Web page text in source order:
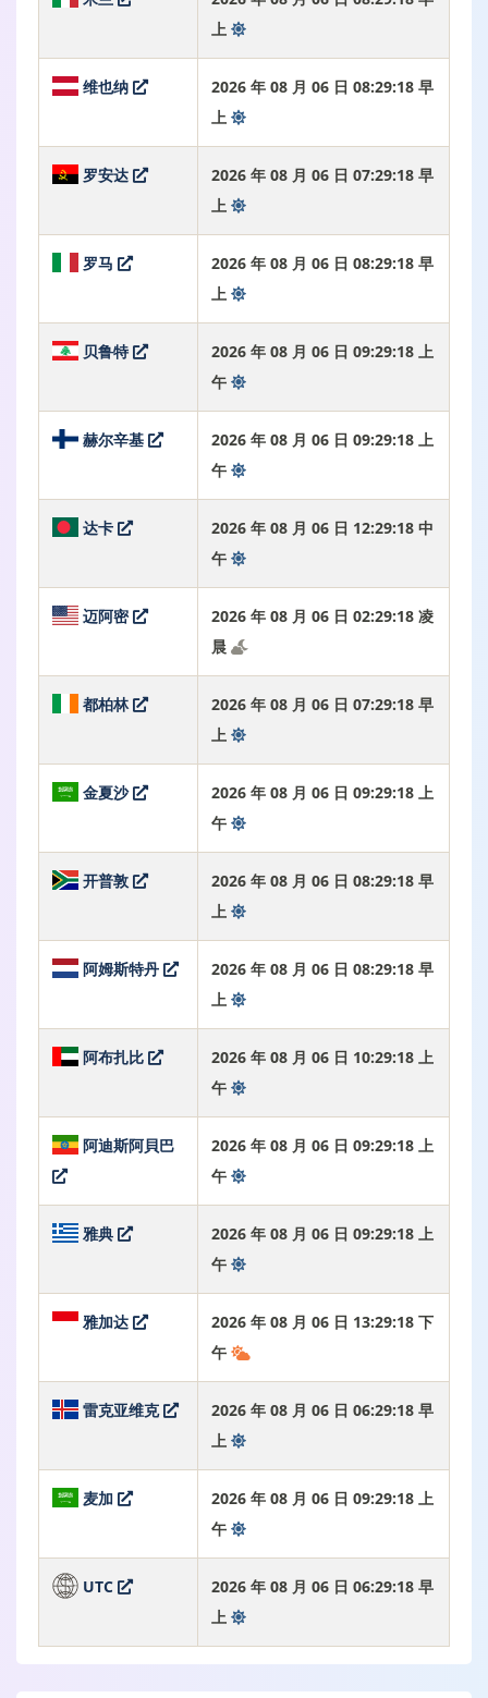
上
维也纳
2026 年 08 月 06 日 08:29:19 早
上
罗安达
2026 年 08 月 06 日 07:29:19 早
上
罗马
2026 年 08 月 06 日 08:29:19 早
上
贝鲁特
2026 年 08 月 06 日 09:29:19 上
午
赫尔辛基
2026 年 08 月 06 日 09:29:19 上
午
达卡
2026 年 08 月 06 日 12:29:19 中
午
迈阿密
2026 年 08 月 06 日 02:29:19 凌
晨
都柏林
2026 年 08 月 06 日 07:29:19 早
上
金夏沙
2026 年 08 月 06 日 09:29:19 上
午
开普敦
2026 年 08 月 06 日 08:29:19 早
上
阿姆斯特丹
2026 年 08 月 06 日 08:29:19 早
上
阿布扎比
2026 年 08 月 06 日 10:29:19 上
午
阿迪斯阿貝巴
2026 年 08 月 06 日 09:29:19 上
午
雅典
2026 年 08 月 06 日 09:29:19 上
午
雅加达
2026 年 08 月 06 日 13:29:19 下
午
雷克亚维克
2026 年 08 月 06 日 06:29:19 早
上
麦加
2026 年 08 月 06 日 09:29:19 上
午
UTC
2026 年 08 月 06 日 06:29:19 早
上